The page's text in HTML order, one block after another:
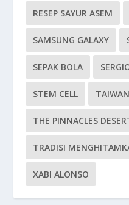
RESEP SAYUR ASEM
SAMSUNG GALAXY
SEPAK BOLA
STEM CELL TAIWAN
THE PINNACLES
TRADISI
XABI ALONSO